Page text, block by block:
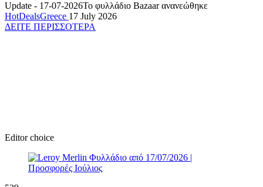
Update - 17-07-2026Το φυλλάδιο Bazaar ανανεώθηκε
HotDealsGreece 17 July 2026
ΔΕΙΤΕ ΠΕΡΙΣΣΟΤΕΡΑ
Editor choice